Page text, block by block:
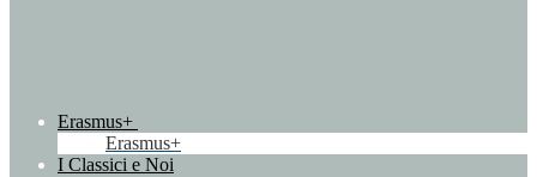
Erasmus+
Erasmus+
I Classici e Noi